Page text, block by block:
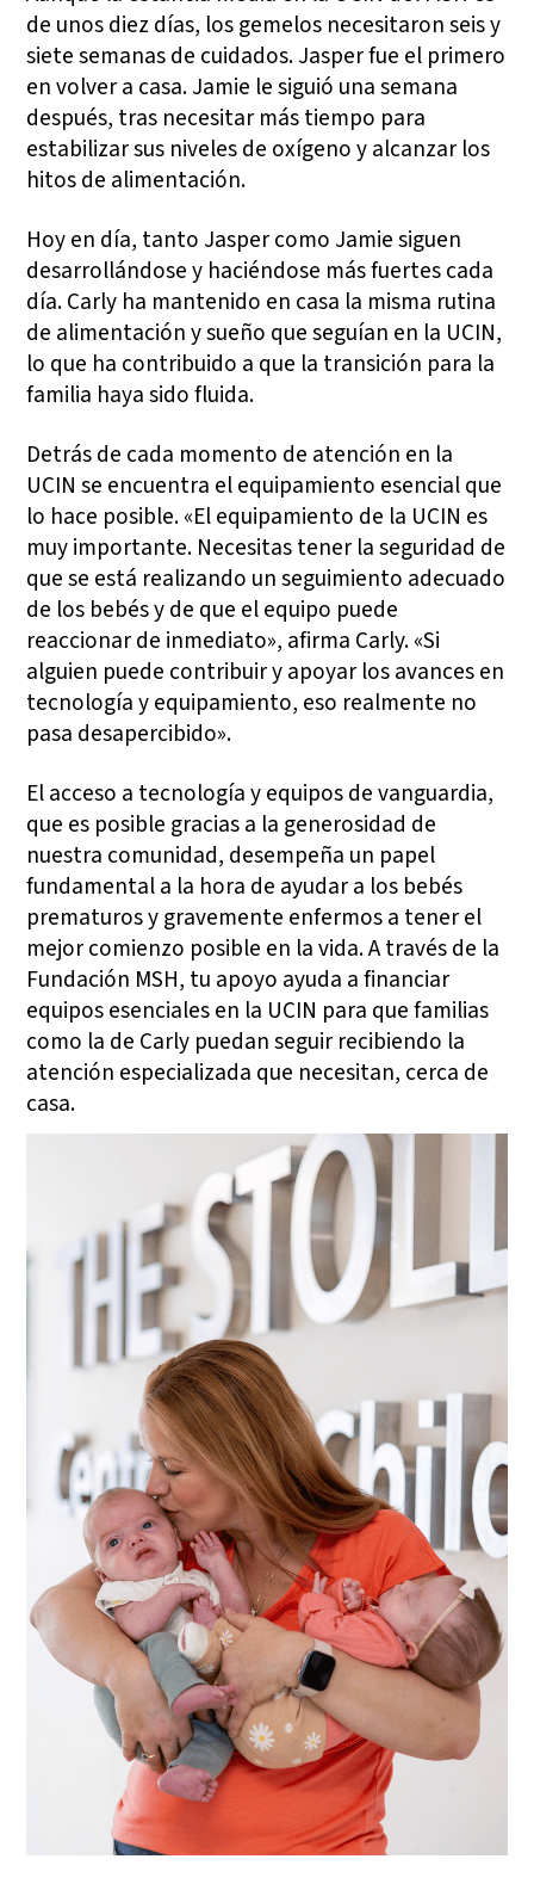
de unos diez días, los gemelos necesitaron seis y
siete semanas de cuidados. Jasper fue el primero
en volver a casa. Jamie le siguió una semana
después, tras necesitar más tiempo para
estabilizar sus niveles de oxígeno y alcanzar los
hitos de alimentación.
Hoy en día, tanto Jasper como Jamie siguen
desarrollándose y haciéndose más fuertes cada
día. Carly ha mantenido en casa la misma rutina
de alimentación y sueño que seguían en la UCIN,
lo que ha contribuido a que la transición para la
familia haya sido fluida.
Detrás de cada momento de atención en la
UCIN se encuentra el equipamiento esencial que
lo hace posible. «El equipamiento de la UCIN es
muy importante. Necesitas tener la seguridad de
que se está realizando un seguimiento adecuado
de los bebés y de que el equipo puede
reaccionar de inmediato», afirma Carly. «Si
alguien puede contribuir y apoyar los avances en
tecnología y equipamiento, eso realmente no
pasa desapercibido».
El acceso a tecnología y equipos de vanguardia,
que es posible gracias a la generosidad de
nuestra comunidad, desempeña un papel
fundamental a la hora de ayudar a los bebés
prematuros y gravemente enfermos a tener el
mejor comienzo posible en la vida. A través de la
Fundación MSH, tu apoyo ayuda a financiar
equipos esenciales en la UCIN para que familias
como la de Carly puedan seguir recibiendo la
atención especializada que necesitan, cerca de
casa.